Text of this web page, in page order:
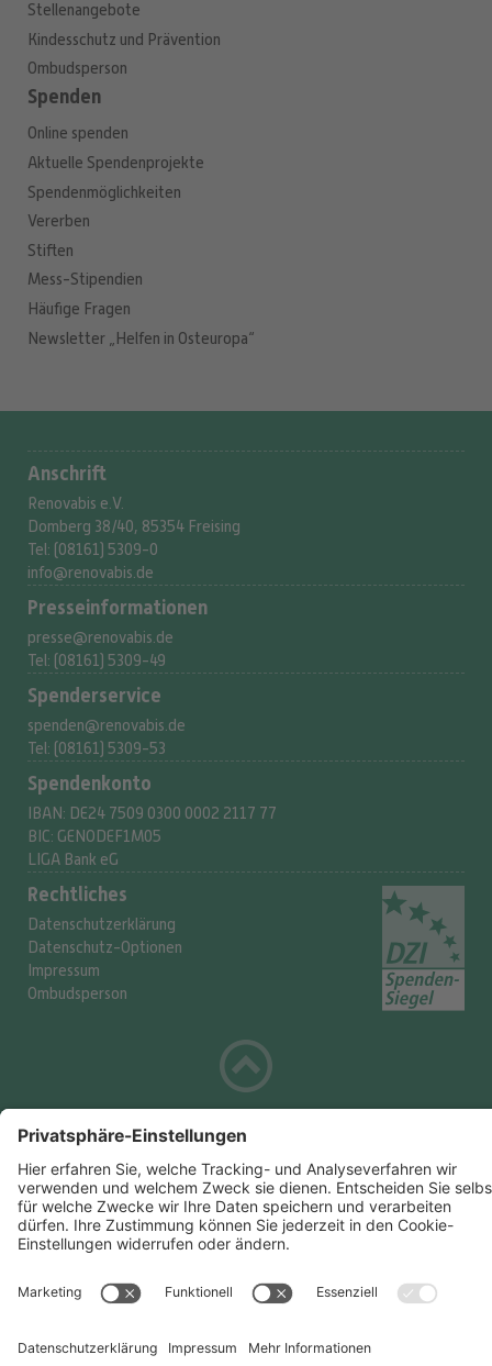
Stellenangebote
Kindesschutz und Prävention
Ombudsperson
Spenden
Online spenden
Aktuelle Spendenprojekte
Spendenmöglichkeiten
Vererben
Stiften
Mess-Stipendien
Häufige Fragen
Newsletter „Helfen in Osteuropa“
Anschrift
Renovabis e.V.
Domberg 38/40, 85354 Freising
Tel: (08161) 5309-0
info@renovabis.de
Presse­informationen
presse@renovabis.de
Tel: (08161) 5309-49
Spenderservice
spenden@renovabis.de
Tel: (08161) 5309-53
Spendenkonto
IBAN: DE24 7509 0300 0002 2117 77
BIC: GENODEF1M05
LIGA Bank eG
Rechtliches
Datenschutzerklärung
Datenschutz-Optionen
Impressum
Ombudsperson